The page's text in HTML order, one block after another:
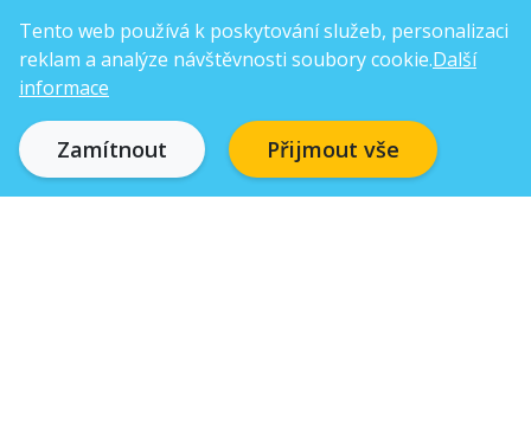
Tento web používá k poskytování služeb, personalizaci
reklam a analýze návštěvnosti soubory cookie.Další
informace
Zamítnout Přijmout vše